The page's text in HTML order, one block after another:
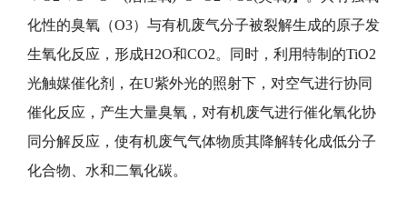
化性的臭氧（O3）与有机废气分子被裂解生成的原子发
生氧化反应，形成H2O和CO2。同时，利用特制的TiO2
光触媒催化剂，在U紫外光的照射下，对空气进行协同
催化反应，产生大量臭氧，对有机废气进行催化氧化协
同分解反应，使有机废气气体物质其降解转化成低分子
化合物、水和二氧化碳。